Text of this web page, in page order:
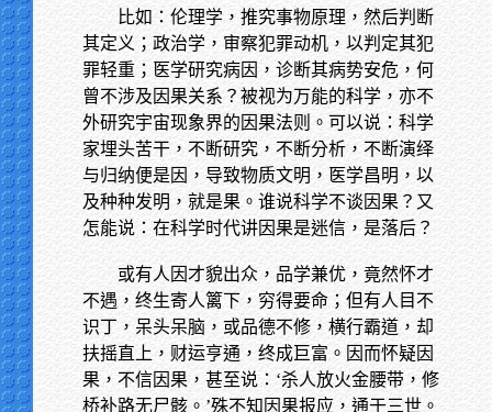
比如：伦理学，推究事物原理，然后判断
其定义；政治学，审察犯罪动机，以判定其犯
罪轻重；医学研究病因，诊断其病势安危，何
曾不涉及因果关系？被视为万能的科学，亦不
外研究宇宙现象界的因果法则。可以说：科学
家埋头苦干，不断研究，不断分析，不断演绎
与归纳便是因，导致物质文明，医学昌明，以
及种种发明，就是果。谁说科学不谈因果？又
怎能说：在科学时代讲因果是迷信，是落后？
或有人因才貌出众，品学兼优，竟然怀才
不遇，终生寄人篱下，穷得要命；但有人目不
识丁，呆头呆脑，或品德不修，横行霸道，却
扶摇直上，财运亨通，终成巨富。因而怀疑因
果，不信因果，甚至说：‘杀人放火金腰带，修
桥补路无尸骸。’殊不知因果报应，通于三世。